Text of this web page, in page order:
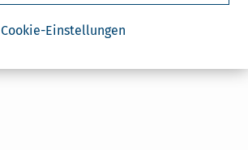
Cookie-Einstellungen